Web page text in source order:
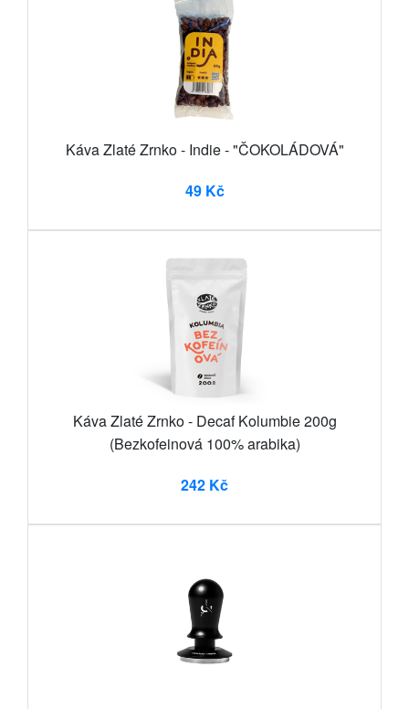
Káva Zlaté Zrnko - Indie - "ČOKOLÁDOVÁ"
49 Kč
Káva Zlaté Zrnko - Decaf Kolumbie 200g
(Bezkofeinová 100% arabika)
242 Kč